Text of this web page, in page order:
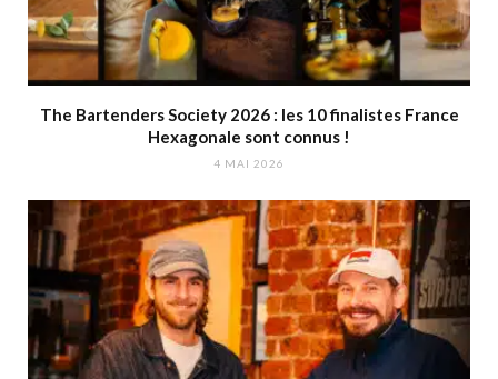
The Bartenders Society 2026 : les 10 finalistes France
Hexagonale sont connus !
4 MAI 2026